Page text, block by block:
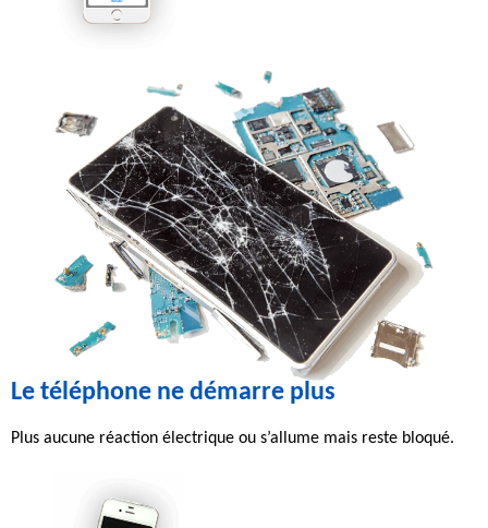
Le téléphone ne démarre plus
Plus aucune réaction électrique ou s’allume mais reste bloqué.